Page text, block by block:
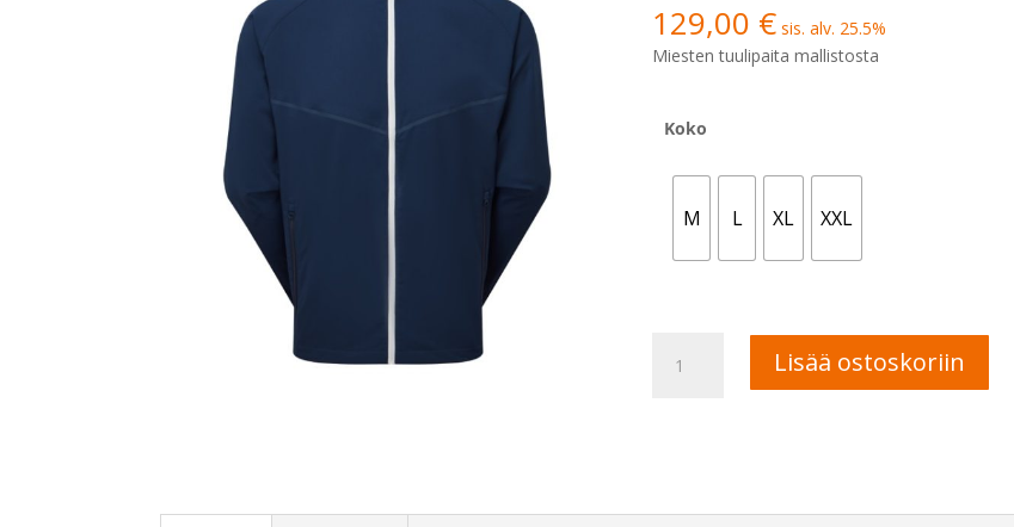
129,00 € sis. alv. 25.5%
Miesten tuulipaita mallistosta
Koko
M L XL XXL
Full-
Lisää ostoskoriin
a